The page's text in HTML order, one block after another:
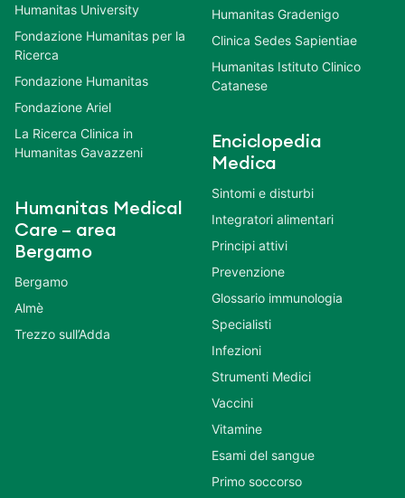
Humanitas University
Fondazione Humanitas per la
Ricerca
Fondazione Humanitas
Fondazione Ariel
La Ricerca Clinica in
Humanitas Gavazzeni
Humanitas Medical
Care – area
Bergamo
Bergamo
Almè
Trezzo sull’Adda
Humanitas Gradenigo
Clinica Sedes Sapientiae
Humanitas Istituto Clinico
Catanese
Enciclopedia
Medica
Sintomi e disturbi
Integratori alimentari
Principi attivi
Prevenzione
Glossario immunologia
Specialisti
Infezioni
Strumenti Medici
Vaccini
Vitamine
Esami del sangue
Primo soccorso